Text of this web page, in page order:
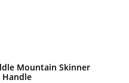
Mountain Skinner
Handle